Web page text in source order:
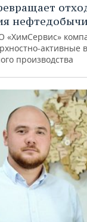
активные
производства